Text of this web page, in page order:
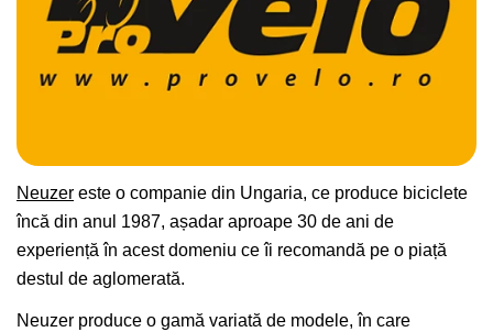
Neuzer este o companie din Ungaria, ce produce biciclete
încă din anul 1987, așadar aproape 30 de ani de
experiență în acest domeniu ce îi recomandă pe o piață
destul de aglomerată.
Neuzer produce o gamă variată de modele, în care